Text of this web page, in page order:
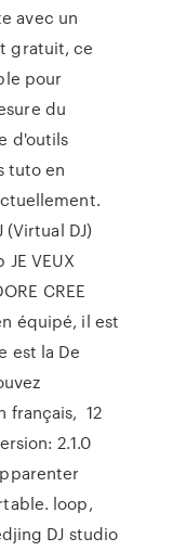
avec un
gratuit, ce
pour
du
d'outils
tuto en
DJ)
VEUX
CREE
équipé, il est
est la De
français, 12
2.1.0
loop,
DJ studio